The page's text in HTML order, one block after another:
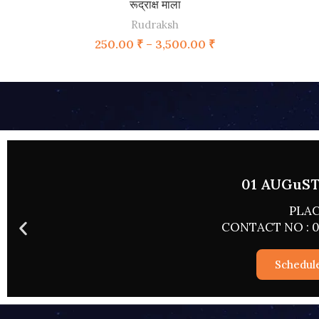
SELECT OPTIONS
रूद्राक्ष माला
Rudraksh
250.00 ₹ – 3,500.00 ₹
02
CONTACT NO :